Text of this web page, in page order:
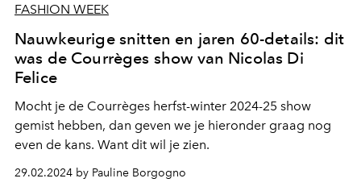
FASHION WEEK
Nauwkeurige snitten en jaren 60-details: dit
was de Courrèges show van Nicolas Di
Felice
Mocht je de Courrèges herfst-winter 2024-25 show
gemist hebben, dan geven we je hieronder graag nog
even de kans. Want dit wil je zien.
29.02.2024 by Pauline Borgogno